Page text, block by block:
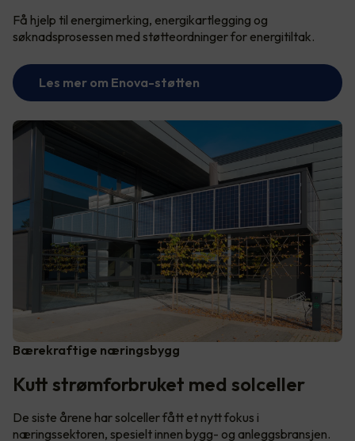
Få hjelp til energimerking, energikartlegging og
søknadsprosessen med støtteordninger for energitiltak.
Les mer om Enova-støtten
Bærekraftige næringsbygg
Kutt strømforbruket med solceller
De siste årene har solceller fått et nytt fokus i
næringssektoren, spesielt innen bygg- og anleggsbransjen.